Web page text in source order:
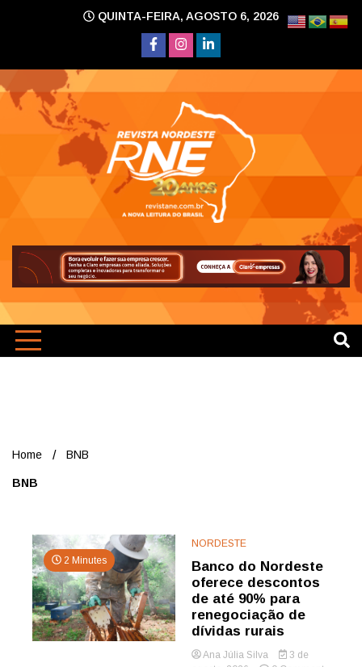
QUINTA-FEIRA, AGOSTO 6, 2026
Home BNB
BNB
2 Minutes
NORDESTE
Banco do Nordeste
oferece descontos
de até 90% para
renegociação de
dívidas rurais
Ana Júlia Silva
3 de